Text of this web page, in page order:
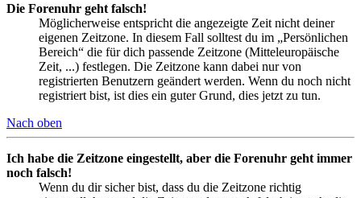
Die Forenuhr geht falsch!
Möglicherweise entspricht die angezeigte Zeit nicht deiner
eigenen Zeitzone. In diesem Fall solltest du im „Persönlichen
Bereich“ die für dich passende Zeitzone (Mitteleuropäische
Zeit, ...) festlegen. Die Zeitzone kann dabei nur von
registrierten Benutzern geändert werden. Wenn du noch nicht
registriert bist, ist dies ein guter Grund, dies jetzt zu tun.
Nach oben
Ich habe die Zeitzone eingestellt, aber die Forenuhr geht immer
noch falsch!
Wenn du dir sicher bist, dass du die Zeitzone richtig